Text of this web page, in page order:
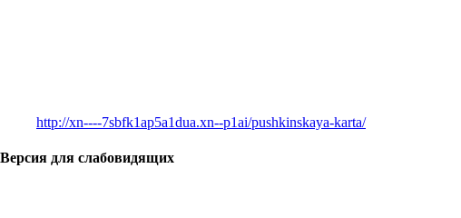
http://xn----7sbfk1ap5a1dua.xn--p1ai/pushkinskaya-karta/
Версия для слабовидящих